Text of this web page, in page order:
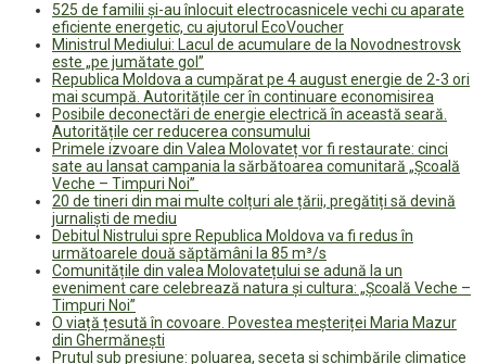
525 de familii și-au înlocuit electrocasnicele vechi cu aparate
eficiente energetic, cu ajutorul EcoVoucher
Ministrul Mediului: Lacul de acumulare de la Novodnestrovsk
este „pe jumătate gol”
Republica Moldova a cumpărat pe 4 august energie de 2-3 ori
mai scumpă. Autoritățile cer în continuare economisirea
Posibile deconectări de energie electrică în această seară.
Autoritățile cer reducerea consumului
Primele izvoare din Valea Molovateț vor fi restaurate: cinci
sate au lansat campania la sărbătoarea comunitară „Școală
Veche – Timpuri Noi”
20 de tineri din mai multe colțuri ale țării, pregătiți să devină
jurnaliști de mediu
Debitul Nistrului spre Republica Moldova va fi redus în
următoarele două săptămâni la 85 m³/s
Comunitățile din valea Molovatețului se adună la un
eveniment care celebrează natura și cultura: „Școală Veche –
Timpuri Noi”
O viață țesută în covoare. Povestea meșteriței Maria Mazur
din Ghermănești
Prutul sub presiune: poluarea, seceta și schimbările climatice